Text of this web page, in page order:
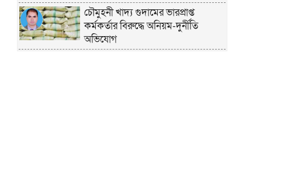
চৌমুহনী খাদ্য গুদামের ভারপ্রাপ্ত
কর্মকর্তার বিরুদ্ধে অনিয়ম-দুর্নীতি
অভিযোগ